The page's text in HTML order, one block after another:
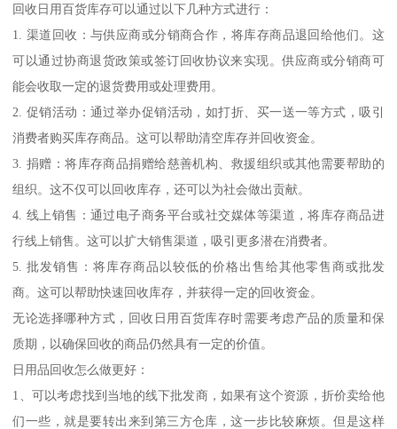
回收日用百货库存可以通过以下几种方式进行：
1. 渠道回收：与供应商或分销商合作，将库存商品退回给他们。这
可以通过协商退货政策或签订回收协议来实现。供应商或分销商可
能会收取一定的退货费用或处理费用。
2. 促销活动：通过举办促销活动，如打折、买一送一等方式，吸引
消费者购买库存商品。这可以帮助清空库存并回收资金。
3. 捐赠：将库存商品捐赠给慈善机构、救援组织或其他需要帮助的
组织。这不仅可以回收库存，还可以为社会做出贡献。
4. 线上销售：通过电子商务平台或社交媒体等渠道，将库存商品进
行线上销售。这可以扩大销售渠道，吸引更多潜在消费者。
5. 批发销售：将库存商品以较低的价格出售给其他零售商或批发
商。这可以帮助快速回收库存，并获得一定的回收资金。
无论选择哪种方式，回收日用百货库存时需要考虑产品的质量和保
质期，以确保回收的商品仍然具有一定的价值。
日用品回收怎么做更好：
1、可以考虑找到当地的线下批发商，如果有这个资源，折价卖给他
们一些，就是要转出来到第三方仓库，这一步比较麻烦。但是这样